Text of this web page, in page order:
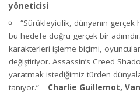
yöneticisi
“Sürükleyicilik, dünyanın
bu hedefe doğru gerçek bir
karakterleri işleme biçimi,
değiştiriyor. Assassin’s Creed
yaratmak istediğimiz türden
tanıyor.” – Charlie Guillemot,